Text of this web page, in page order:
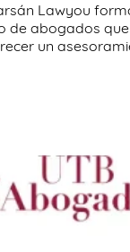
Lawyou
de abogados
un